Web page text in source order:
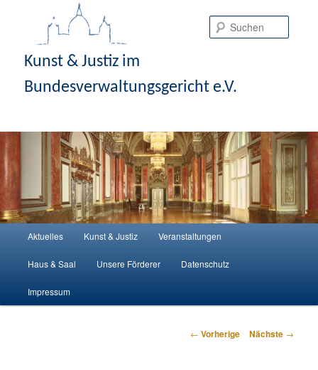
Kunst & Justiz im
Bundesverwaltungsgericht e.V.
Zum Inhalt wechseln
Zum sekundären Inhalt wechseln
Aktuelles Kunst & Justiz Veranstaltungen
Haus & Saal Unsere Förderer Datenschutz
Impressum
Artikelnavigation
← Vorherige Nächste →